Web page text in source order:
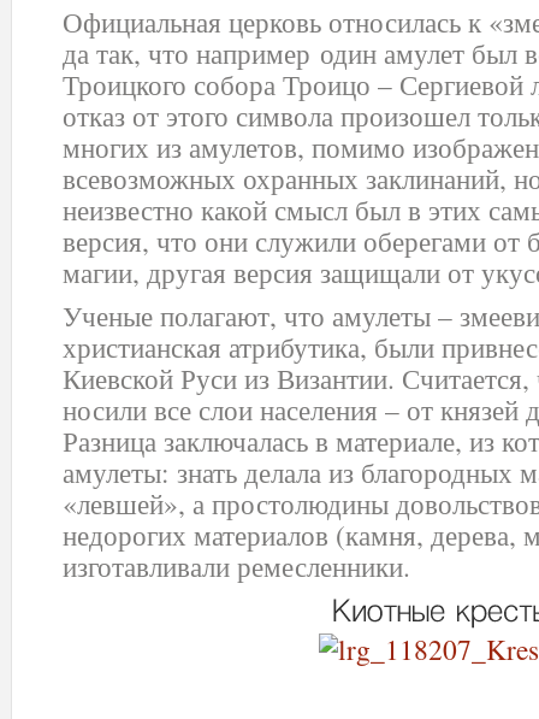
Официальная церковь относилась к
да так, что например один амулет был
Троицкого собора Троицо –
отказ от этого символа произошел
многих из амулетов, помимо
всевозможных охранных заклинаний,
неизвестно какой смысл был в этих
версия, что они служили оберегами от
магии, другая версия защищали от
Ученые полагают, что амулеты –
христианская атрибутика, были
Киевской Руси из Византии.
носили все слои населения – от
Разница заключалась в материале, из
амулеты: знать делала из благородных
«левшей», а простолюдины
недорогих материалов (камня, дерева,
изготавливали ремесленники.